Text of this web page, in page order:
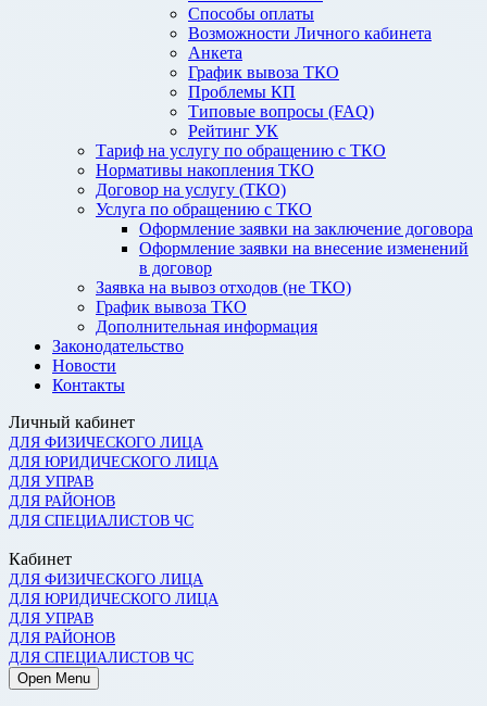
Способы оплаты
Возможности Личного кабинета
Анкета
График вывоза ТКО
Проблемы КП
Типовые вопросы (FAQ)
Рейтинг УК
Тариф на услугу по обращению с ТКО
Нормативы накопления ТКО
Договор на услугу (ТКО)
Услуга по обращению с ТКО
Оформление заявки на заключение договора
Оформление заявки на внесение изменений
в договор
Заявка на вывоз отходов (не ТКО)
График вывоза ТКО
Дополнительная информация
Законодательство
Новости
Контакты
Личный кабинет
ДЛЯ ФИЗИЧЕСКОГО ЛИЦА
ДЛЯ ЮРИДИЧЕСКОГО ЛИЦА
ДЛЯ УПРАВ
ДЛЯ РАЙОНОВ
ДЛЯ СПЕЦИАЛИСТОВ ЧС
Кабинет
ДЛЯ ФИЗИЧЕСКОГО ЛИЦА
ДЛЯ ЮРИДИЧЕСКОГО ЛИЦА
ДЛЯ УПРАВ
ДЛЯ РАЙОНОВ
ДЛЯ СПЕЦИАЛИСТОВ ЧС
Open Menu